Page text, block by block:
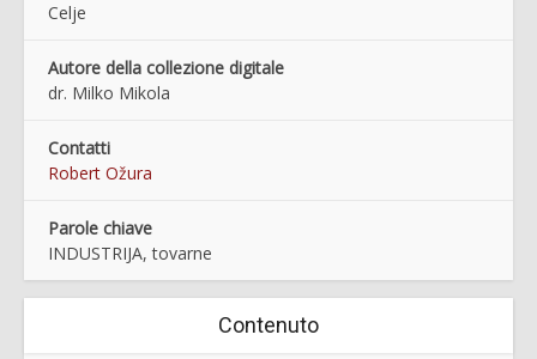
Celje
Autore della collezione digitale
dr. Milko Mikola
Contatti
Robert Ožura
Parole chiave
INDUSTRIJA, tovarne
Contenuto